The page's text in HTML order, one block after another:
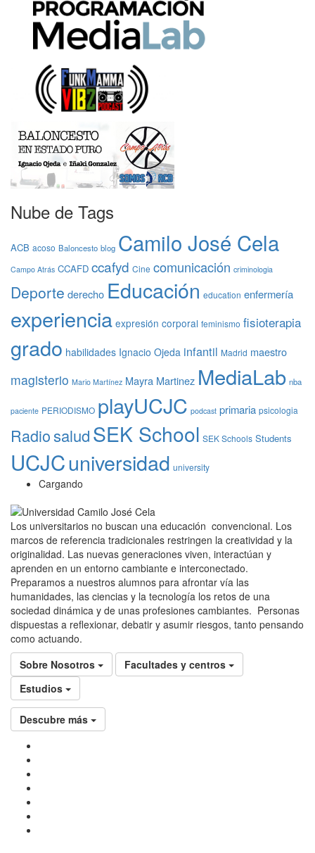
Nube de Tags
ACB acoso Baloncesto blog Camilo José Cela
Campo Atrás CCAFD ccafyd Cine comunicación criminologia
Deporte derecho Educación education enfermería
experiencia expresión corporal feminismo fisioterapia
grado habilidades Ignacio Ojeda infantil Madrid maestro
magisterio Mario Martínez Mayra Martinez MediaLab nba
paciente PERIODISMO playUCJC podcast primaria psicologia
RadiosaludSEK School SEK Schools Students
UCJCuniversidad university
Cargando
Los universitarios no buscan una educación convencional. Los
marcos de referencia tradicionales restringen la creatividad y la
originalidad. Las nuevas generaciones viven, interactúan y
aprenden en un entorno cambiante e interconectado.
Preparamos a nuestros alumnos para afrontar vía las
humanidades, las ciencias y la tecnología los retos de una
sociedad dinámica y de unas profesiones cambiantes. Personas
dispuestas a reflexionar, debatir y asumir riesgos, tanto pensando
como actuando.
Sobre Nosotros
Facultades y centros
Estudios
Descubre más